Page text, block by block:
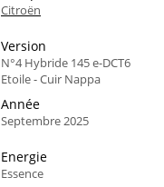
Citroën
Version
N°4 Hybride 145 e-DCT6
Etoile - Cuir Nappa
Année
Septembre 2025
Energie
Essence